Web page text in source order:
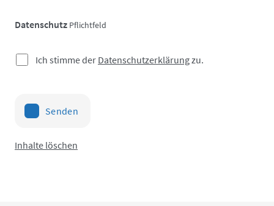
Datenschutz Pflichtfeld
Ich stimme der Datenschutzerklärungzu.
Senden
Inhalte löschen